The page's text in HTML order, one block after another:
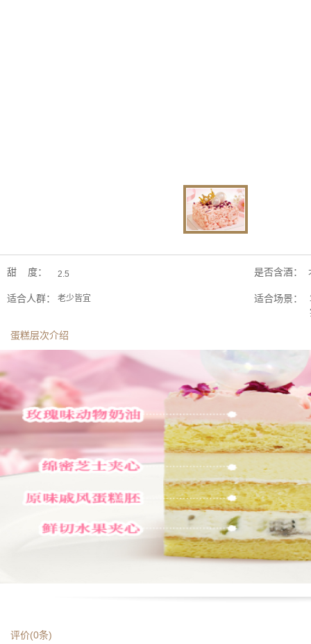
甜 度： 2.5 是否含酒：
适合人群： 老少皆宜 适合场景：
蛋糕层次介绍
评价(0条)